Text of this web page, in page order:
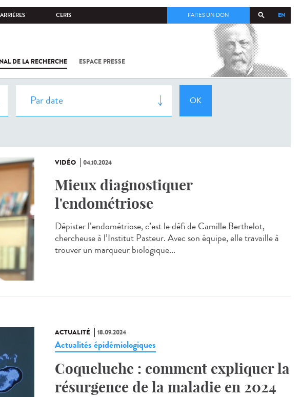
CERIS EN
FAITES UN DON
DE LA RECHERCHE ESPACE PRESSE
COV-2 /
L'INSTITUT
PASTEUR
VIDÉO 04.10.2024
Mieux diagnostiquer
l'endométriose
Dépister l’endométriose, c’est le défi de Camille Berthelot,
chercheuse à l’Institut Pasteur. Avec son équipe, elle travaille à
trouver un marqueur biologique...
ACTUALITÉ 18.09.2024
Actualités épidémiologiques
Coqueluche : comment expliquer la
résurgence de la maladie en 2024